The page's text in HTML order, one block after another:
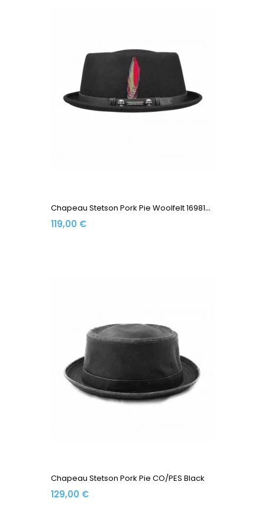
C
Hapeau Stetson Pork Pie Woolfelt 1698107-1 Black
119,00 €
Chapeau Stetson Pork Pie CO/PES Black
129,00 €